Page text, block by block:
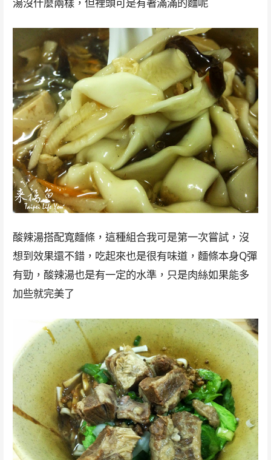
酸辣湯搭配寬麵條，這種組合我可是第一次嘗試，沒
想到效果還不錯，吃起來也是很有味道，麵條本身Q彈
有勁，酸辣湯也是有一定的水準，只是肉絲如果能多
加些就完美了